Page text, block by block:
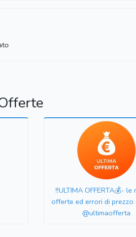
‼️ULTIMA OFFERTA💰- le
offerte ed errori di prezzo
@ultimaofferta